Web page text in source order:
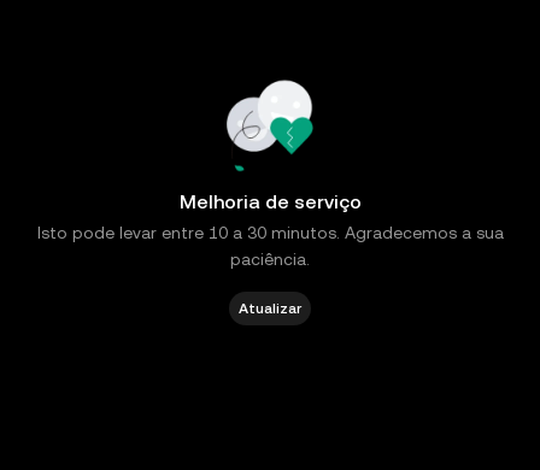
Melhoria de serviço
Isto pode levar entre 10 a 30 minutos. Agradecemos a sua
paciência.
Atualizar